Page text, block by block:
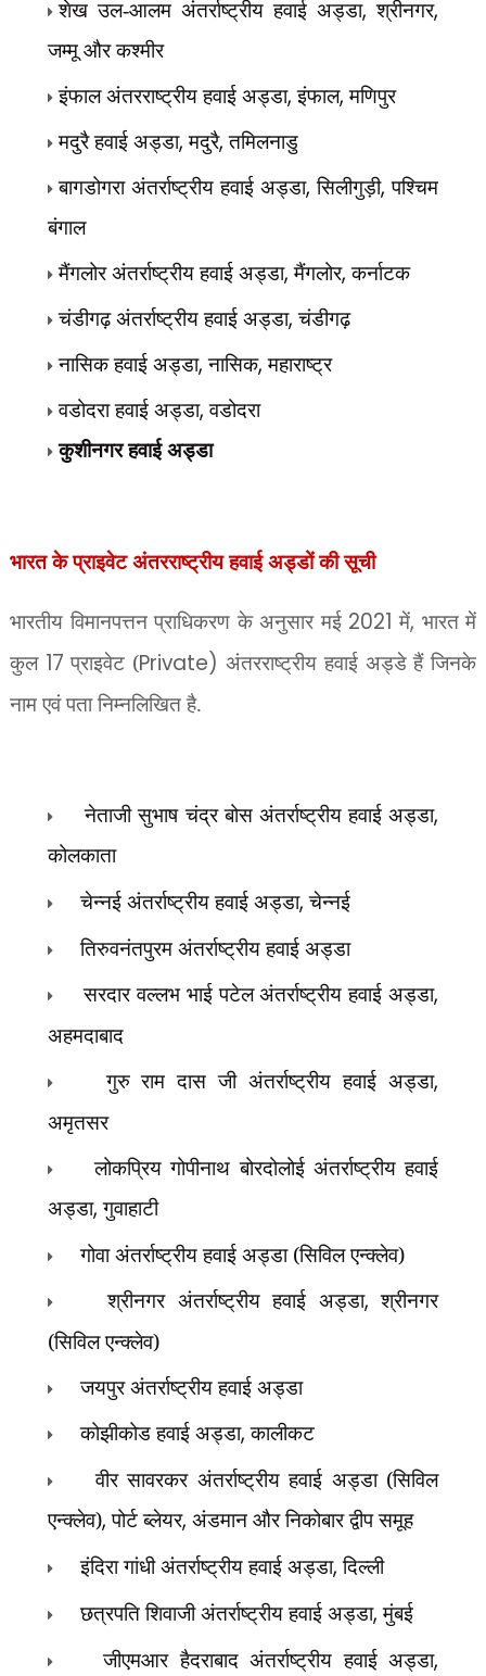
शेख उल-आलम अंतर्राष्ट्रीय हवाई अड्डा,श्रीनगर,
जम्मू और कश्मीर
इंफाल अंतरराष्ट्रीय हवाई अड्डा,इंफाल,मणिपुर
मदुरै हवाई अड्डा,मदुरै,तमिलनाडु
बागडोगरा अंतर्राष्ट्रीय हवाई अड्डा,सिलीगुड़ी,पश्चिम
बंगाल
मैंगलोर अंतर्राष्ट्रीय हवाई अड्डा,मैंगलोर,कर्नाटक
चंडीगढ़ अंतर्राष्ट्रीय हवाई अड्डा,चंडीगढ़
नासिक हवाई अड्डा,नासिक,महाराष्ट्र
वडोदरा हवाई अड्डा,वडोदरा
कुशीनगर हवाई अड्डा
भारत के प्राइवेट अंतरराष्ट्रीय हवाई अड्डों की सूची
भारतीय विमानपत्तन प्राधिकरण के अनुसार मई 2021 में, भारत में
कुल 17 प्राइवेट (Private)अंतरराष्ट्रीय हवाई अड्डे हैं जिनके
नाम एवं पता निम्नलिखित है.
नेताजी सुभाष चंद्र बोस अंतर्राष्ट्रीय हवाई अड्डा,
कोलकाता
चेन्नई अंतर्राष्ट्रीय हवाई अड्डा,चेन्नई
तिरुवनंतपुरम अंतर्राष्ट्रीय हवाई अड्डा
सरदार वल्लभ भाई पटेल अंतर्राष्ट्रीय हवाई अड्डा,
अहमदाबाद
गुरु राम दास जी अंतर्राष्ट्रीय हवाई अड्डा,
अमृतसर
लोकप्रिय गोपीनाथ बोरदोलोई अंतर्राष्ट्रीय हवाई
अड्डा,गुवाहाटी
गोवा अंतर्राष्ट्रीय हवाई अड्डा (सिविल एन्क्लेव)
श्रीनगर अंतर्राष्ट्रीय हवाई अड्डा,श्रीनगर
(सिविल एन्क्लेव)
जयपुर अंतर्राष्ट्रीय हवाई अड्डा
कोझीकोड हवाई अड्डा,कालीकट
वीर सावरकर अंतर्राष्ट्रीय हवाई अड्डा (सिविल
एन्क्लेव),पोर्ट ब्लेयर, अंडमान और निकोबार द्वीप समूह
इंदिरा गांधी अंतर्राष्ट्रीय हवाई अड्डा,दिल्ली
छत्रपति शिवाजी अंतर्राष्ट्रीय हवाई अड्डा,मुंबई
जीएमआर हैदराबाद अंतर्राष्ट्रीय हवाई अड्डा,